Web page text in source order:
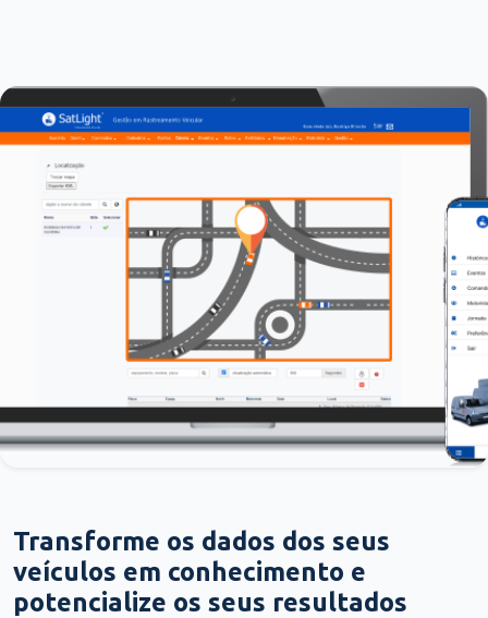
Transforme os dados dos seus
veículos em conhecimento e
potencialize os seus resultados